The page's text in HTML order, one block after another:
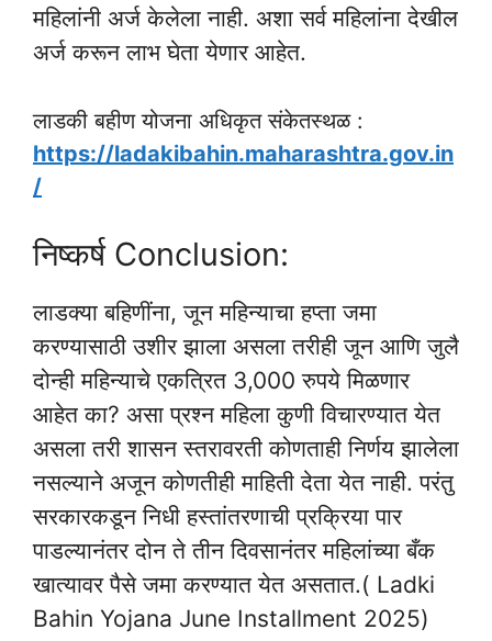
महिलांनी अर्ज केलेला नाही. अशा सर्व महिलांना देखील
अर्ज करून लाभ घेता येणार आहेत.
लाडकी बहीण योजना अधिकृत संकेतस्थळ :
https://ladakibahin.maharashtra.gov.in
/
निष्कर्ष Conclusion:
लाडक्या बहिणींना, जून महिन्याचा हप्ता जमा
करण्यासाठी उशीर झाला असला तरीही ‌जून आणि जुलै
दोन्ही महिन्याचे एकत्रित 3,000 रुपये मिळणार
आहेत का? असा प्रश्न महिला कुणी विचारण्यात येत
असला तरी शासन स्तरावरती कोणताही निर्णय झालेला
नसल्याने अजून कोणतीही माहिती देता येत नाही. परंतु
सरकारकडून निधी हस्तांतरणाची प्रक्रिया पार
पाडल्यानंतर दोन ते तीन दिवसानंतर महिलांच्या बँक
खात्यावर पैसे जमा करण्यात येत असतात.( Ladki
Bahin Yojana June Installment 2025)